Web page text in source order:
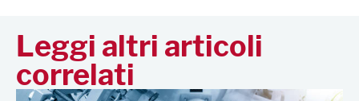
Leggi altri articoli
correlati